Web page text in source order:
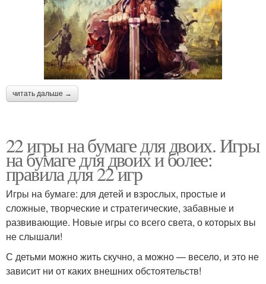
читать дальше →
22 игры на бумаге для двоих. Игры
на бумаге для двоих и более:
правила для 22 игр
Игры на бумаге: для детей и взрослых, простые и
сложные, творческие и стратегические, забавные и
развивающие. Новые игры со всего света, о которых вы
не слышали!
С детьми можно жить скучно, а можно — весело, и это не
зависит ни от каких внешних обстоятельств!